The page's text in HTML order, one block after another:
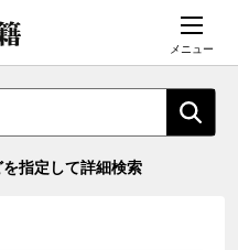
メニュー
指定して詳細検索